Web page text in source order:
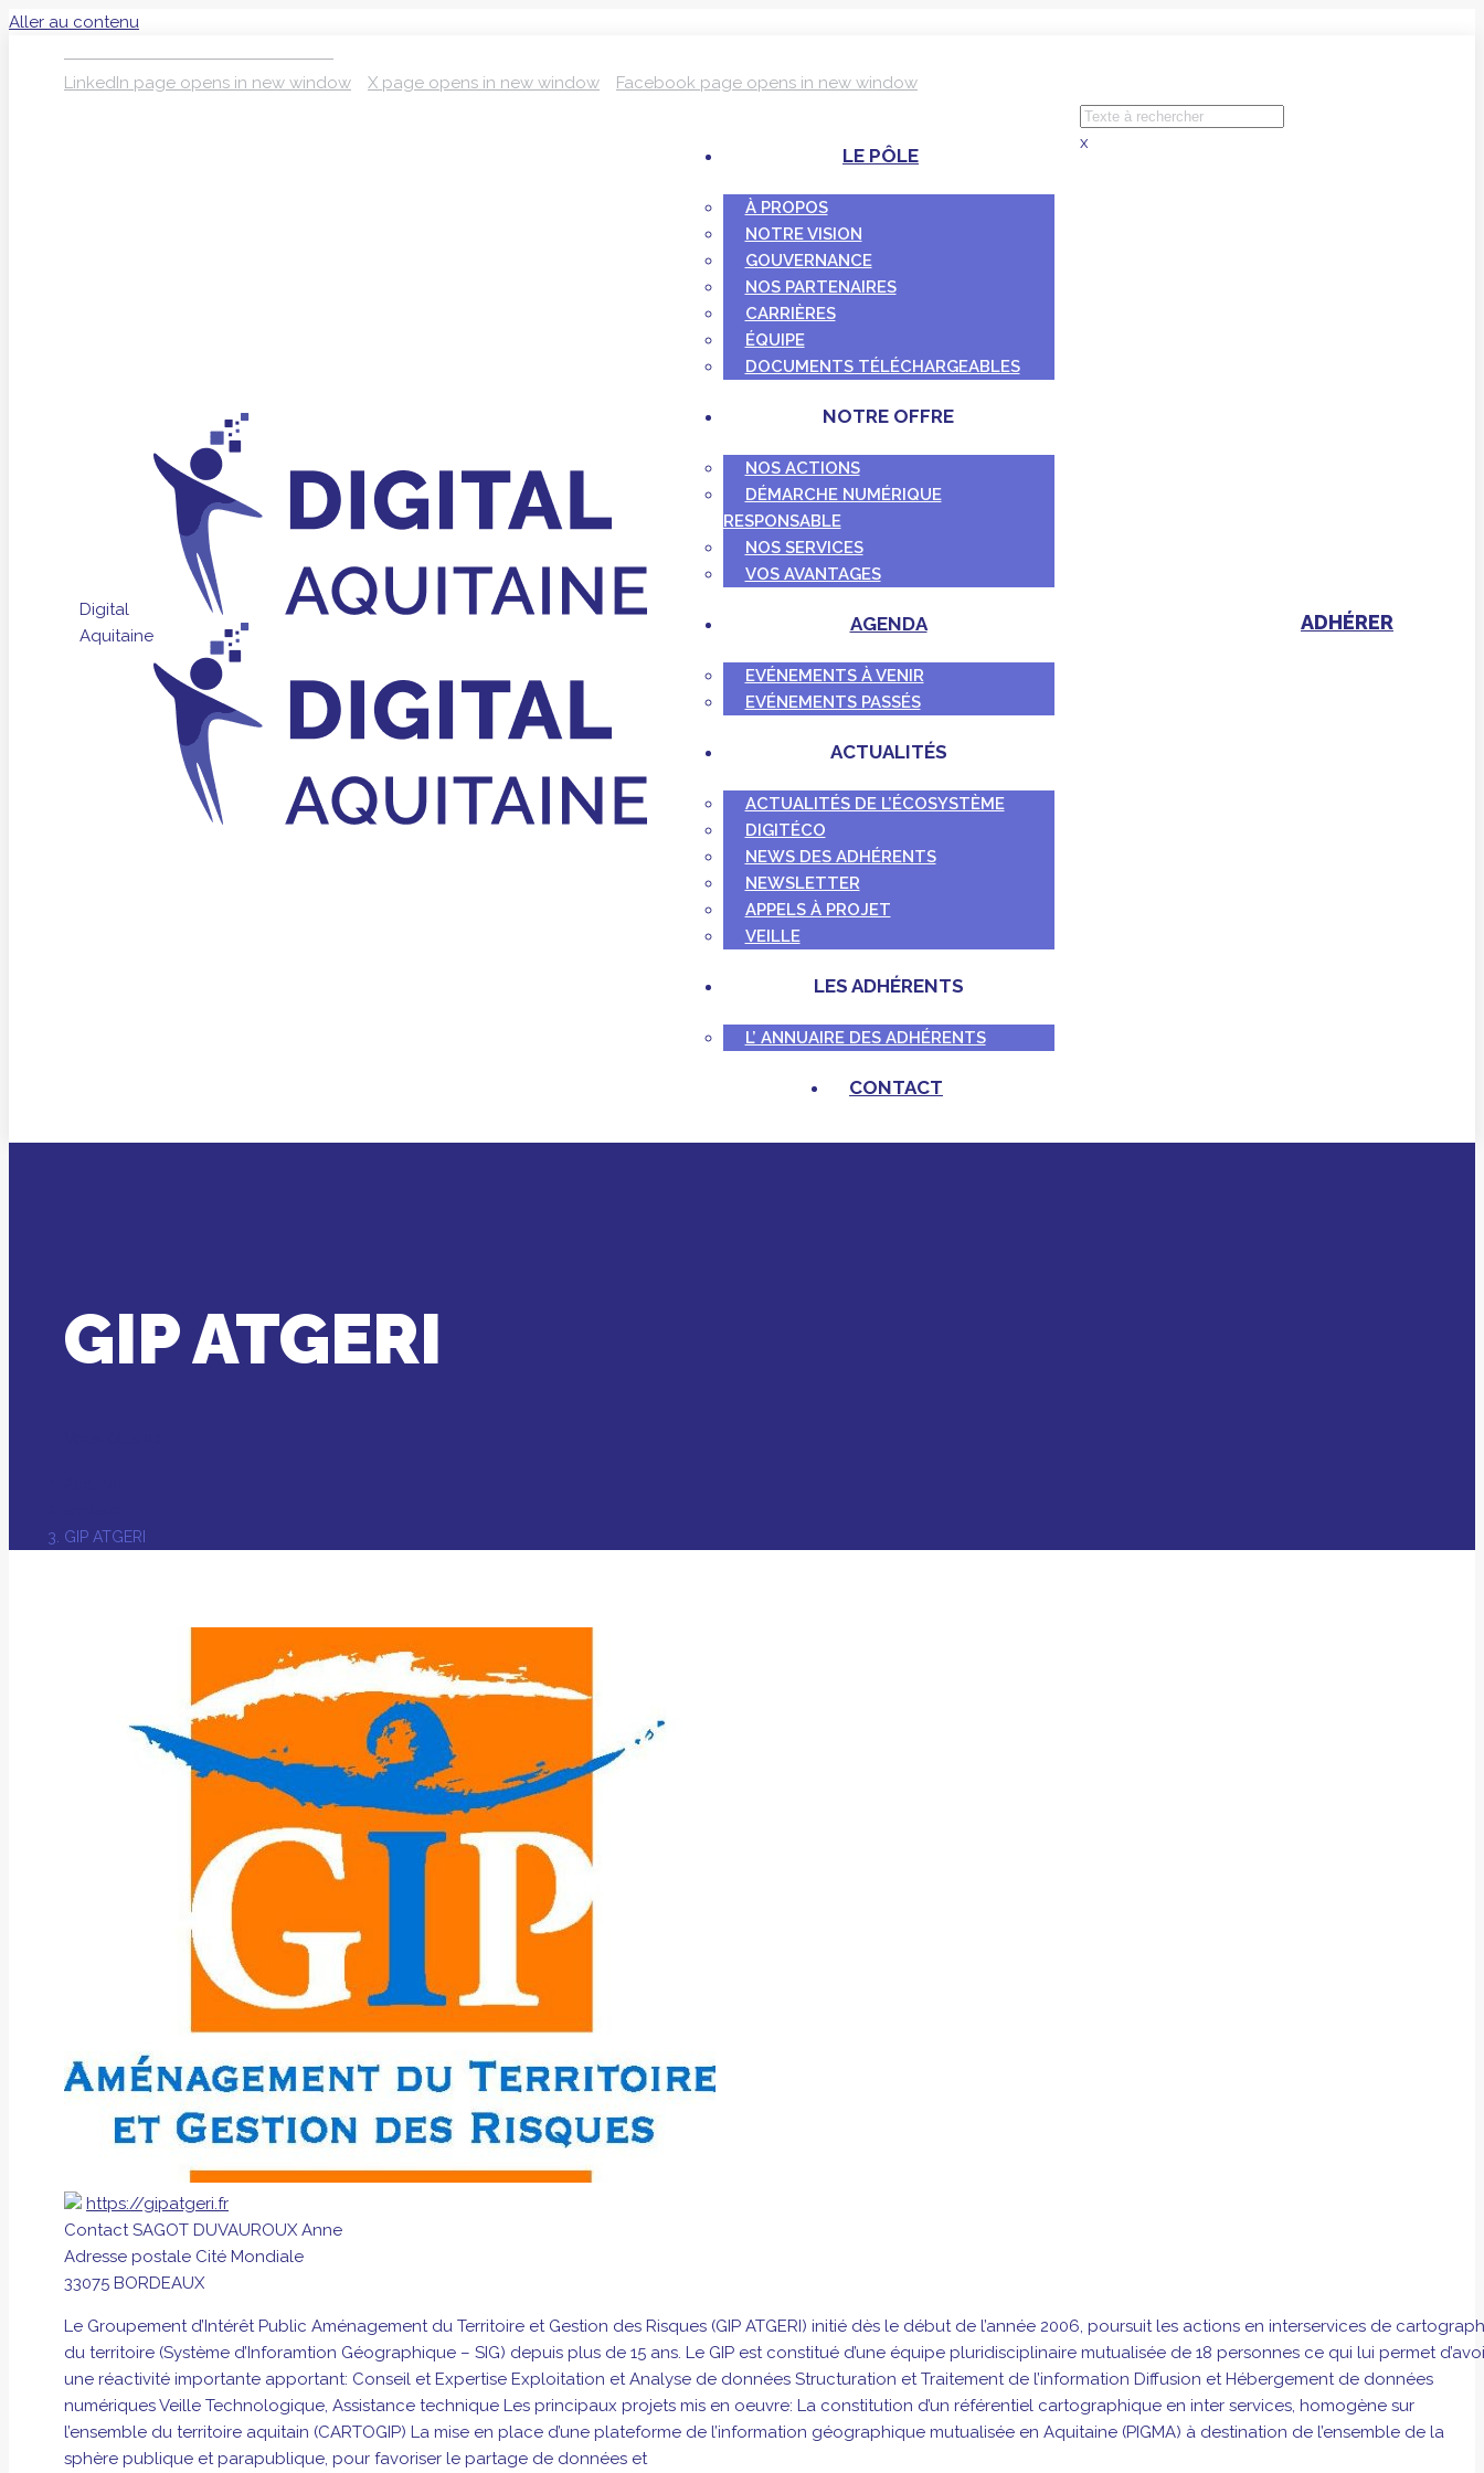
Aller au contenu
LinkedIn page opens in new window X page opens in new window Facebook page opens in new window
Digital
Aquitaine
LE PÔLE
À PROPOS
NOTRE VISION
GOUVERNANCE
NOS PARTENAIRES
CARRIÈRES
ÉQUIPE
DOCUMENTS TÉLÉCHARGEABLES
NOTRE OFFRE
NOS ACTIONS
DÉMARCHE NUMÉRIQUE
RESPONSABLE
NOS SERVICES
VOS AVANTAGES
AGENDA
EVÉNEMENTS À VENIR
EVÉNEMENTS PASSÉS
ACTUALITÉS
ACTUALITÉS DE L’ÉCOSYSTÈME
DIGITÉCO
NEWS DES ADHÉRENTS
NEWSLETTER
APPELS À PROJET
VEILLE
LES ADHÉRENTS
L’ ANNUAIRE DES ADHÉRENTS
CONTACT
x
ADHÉRER
GIP ATGERI
GIP ATGERI
https://gipatgeri.fr
ContactSAGOT DUVAUROUX Anne
Adresse postale Cité Mondiale
33075 BORDEAUX
Le Groupement d’Intérêt Public Aménagement du Territoire et Gestion des Risques (GIP ATGERI) initié dès le début de l’année 2006, poursuit les actions en interservices de
du territoire (Système d’Inforamtion Géographique – SIG) depuis plus de 15 ans. Le GIP est constitué d’une équipe pluridisciplinaire mutualisée de 18 personnes ce qui lui permet
une réactivité importante apportant: Conseil et Expertise Exploitation et Analyse de données Structuration et Traitement de l’information Diffusion et Hébergement de données
numériques Veille Technologique, Assistance technique Les principaux projets mis en oeuvre: La constitution d’un référentiel cartographique en inter services, homogène sur
l’ensemble du territoire aquitain (CARTOGIP) La mise en place d’une plateforme de l’information géographique mutualisée en Aquitaine (PIGMA) à destination de l’ensemble de la
sphère publique et parapublique, pour favoriser le partage de données et